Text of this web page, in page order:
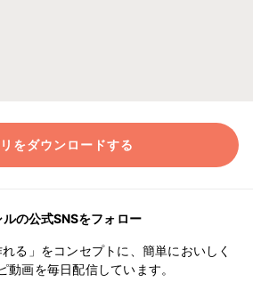
をダウンロードする
ルの公式SNSをフォロー
れる」をコンセプトに、簡単においしく
動画を毎日配信しています。